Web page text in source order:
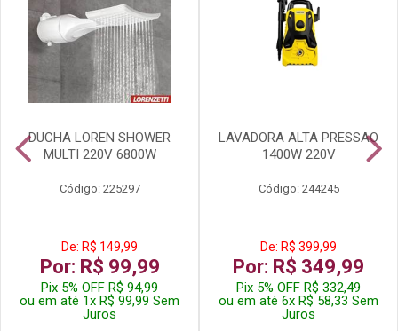
DUCHA LOREN SHOWER
MULTI 220V 6800W
Código: 225297
De: R$ 149,99
Por: R$ 99,99
Pix 5% OFF R$ 94,99
ou em até 1x R$ 99,99 Sem
Juros
LAVADORA ALTA PRESSAO
1400W 220V
Código: 244245
De: R$ 399,99
Por: R$ 349,99
Pix 5% OFF R$ 332,49
ou em até 6x R$ 58,33 Sem
Juros